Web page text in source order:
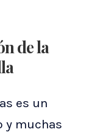
de la
es un
y muchas